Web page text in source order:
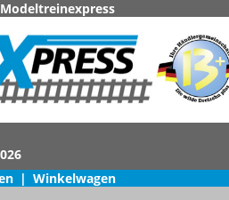
| Winkelwagen